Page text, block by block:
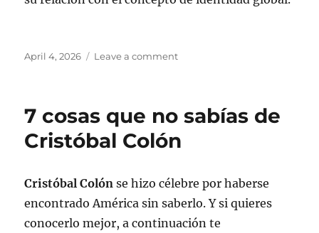
Posted
April 4, 2026 Leave a commenton
el
Arte:
Sombras
del
Encuentro
7 cosas que no sabías de
Cristóbal Colón
Cristóbal Colón se hizo célebre por haberse
encontrado América sin saberlo. Y si quieres
conocerlo mejor, a continuación te